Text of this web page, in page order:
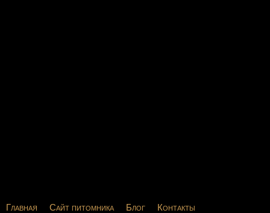
Главная Сайт питомника Блог Контакты